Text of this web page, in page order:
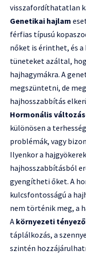
visszafordíthatatlan
Genetikai hajlam
férfias típusú
nőket is érinthet, és
tüneteket azáltal,
hajhagymákra. A
megszüntetni, de
hajhosszabbítás
Hormonális
különösen a
problémák, vagy
Ilyenkor a
hajhosszabbításból
gyengítheti őket. A
kulcsfontosságú a
nem történik meg, a
A környezeti
táplálkozás, a
szintén